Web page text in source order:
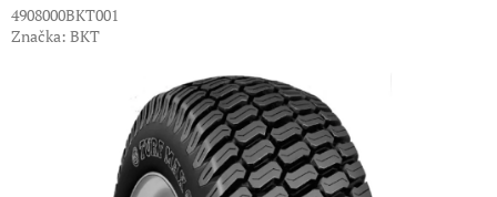
4908000BKT001
Značka: BKT